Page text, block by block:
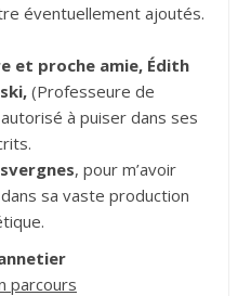
éventuellement ajoutés.
et proche amie, Édith
(Professeure de
à puiser dans ses
, pour m’avoir
sa vaste production
parcours